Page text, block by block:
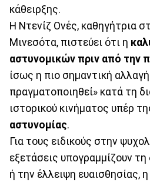
κάθειρξης.
Η Ντενίζ Ονές, καθηγήτρια
Μινεσότα, πιστεύει ότι η
αστυνομικών πριν από την
ίσως η πιο σημαντική
πραγματοποιηθεί» κατά τη
ιστορικού κινήματος υπέρ
αστυνομίας.
Για τους ειδικούς στην
εξετάσεις υπογραμμίζουν
ή την έλλειψη ευαισθησίας,